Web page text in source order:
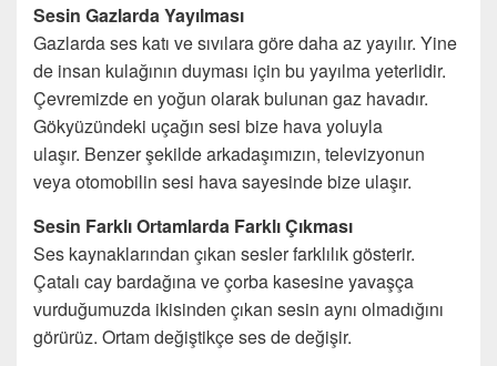
Sesin Gazlarda Yayılması
Gazlarda ses katı ve sıvılara göre daha az yayılır. Yine
de insan kulağının duyması için bu yayılma yeterlidir.
Çevremizde en yoğun olarak bulunan gaz havadır.
Gökyüzündeki uçağın sesi bize hava yoluyla
ulaşır. Benzer şekilde arkadaşımızın, televizyonun
veya otomobilin sesi hava sayesinde bize ulaşır.
Sesin Farklı Ortamlarda Farklı Çıkması
Ses kaynaklarından çıkan sesler farklılık gösterir.
Çatalı cay bardağına ve çorba kasesine yavaşça
vurduğumuzda ikisinden çıkan sesin aynı olmadığını
görürüz. Ortam değiştikçe ses de değişir.